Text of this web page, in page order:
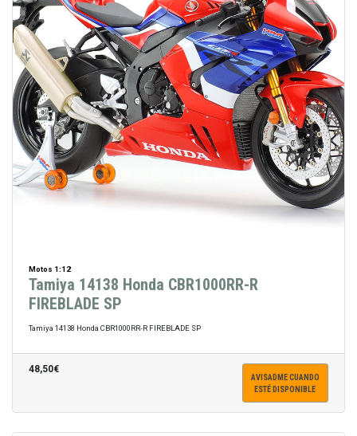
Motos 1:12
Tamiya 14138 Honda CBR1000RR-R
FIREBLADE SP
Tamiya 14138 Honda CBR1000RR-R FIREBLADE SP
48,50€
AVISADME CUANDO
ESTÉ DISPONIBLE